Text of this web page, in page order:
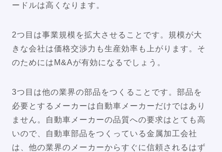
ードルは高くなります。
2つ目は事業規模を拡大させることです。規模が大
きな会社は価格交渉力も生産効率も上がります。そ
のためにはM&Aが有効になるでしょう。
3つ目は他の業界の部品をつくることです。部品を
必要とするメーカーは自動車メーカーだけではあり
ません。自動車メーカーの品質への要求はとても高
いので、自動車部品をつくっている金属加工会社
は、他の業界のメーカーからすぐに信頼されるはず